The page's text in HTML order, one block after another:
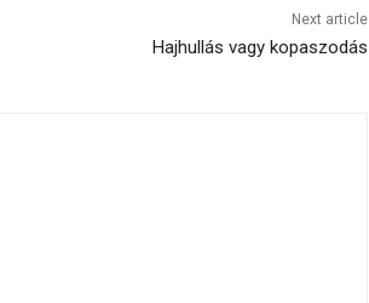
Next article
Hajhullás vagy kopaszodás